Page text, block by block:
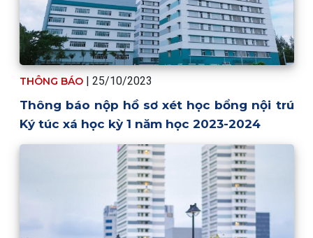
THÔNG BÁO | 25/10/2023
Thông báo nộp hồ sơ xét học bổng nội trú
Ký túc xá học kỳ 1 năm học 2023-2024